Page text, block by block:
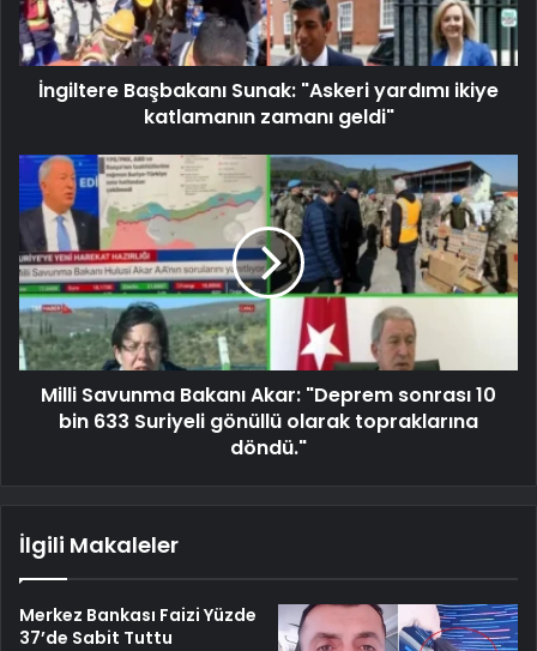
İngiltere Başbakanı Sunak: "Askeri yardımı ikiye
katlamanın zamanı geldi"
Milli Savunma Bakanı Akar: "Deprem sonrası 10
bin 633 Suriyeli gönüllü olarak topraklarına
döndü."
İlgili Makaleler
Merkez Bankası Faizi Yüzde
37’de Sabit Tuttu